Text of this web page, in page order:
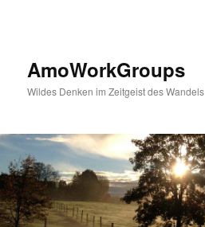
AmoWorkGroups
Wildes Denken im Zeitgeist des Wandels